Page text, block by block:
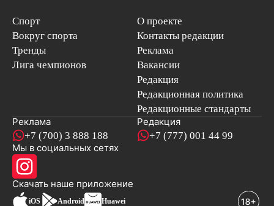
Спорт
Вокруг спорта
Тренды
Лига чемпионов
О проекте
Контакты редакции
Реклама
Вакансии
Редакция
Редакционная политика
Редакционные стандарты
Реклама
+7 (700) 3 888 188
Редакция
+7 (777) 001 44 99
Мы в социальных сетях
Скачать наше приложениеновостей
iOS Android Huawei